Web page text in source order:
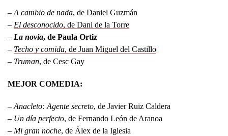
– A cambio de nada, de Daniel Guzmán
– El desconocido, de Dani de la Torre
– La novia, de Paula Ortiz
– Techo y comida, de Juan Miguel del Castillo
– Truman, de Cesc Gay
MEJOR COMEDIA:
– Anacleto: Agente secreto, de Javier Ruiz Caldera
– Un día perfecto, de Fernando León de Aranoa
– Mi gran noche, de Álex de la Iglesia